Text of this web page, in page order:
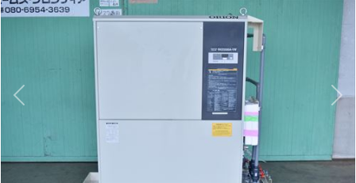
Previous